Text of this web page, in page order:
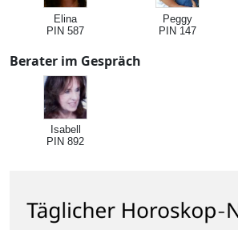
Elina
PIN 587
Peggy
PIN 147
Berater im Gespräch
Isabell
PIN 892